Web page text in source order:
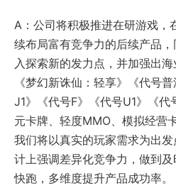
A：公司将积极推进在研游戏，
续布局富有竞争力的后续产品
入探索新的发力点，并加强出
《梦幻新诛仙：轻享》《代号
J1》《代号F》《代号U1》《
元卡牌、轻度MMO、模拟经营
我们将以真实的玩家需求为出
计上强调差异化竞争力，做到
快跑，多维度提升产品成功率。